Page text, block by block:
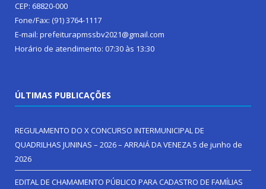
CEP: 68820-000
Fone/Fax: (91) 3764-1117
E-mail: prefeiturapmssbv2021@gmail.com
Horário de atendimento: 07:30 às 13:30
ÚLTIMAS PUBLICAÇÕES
REGULAMENTO DO X CONCURSO INTERMUNICIPAL DE
QUADRILHAS JUNINAS – 2026 – ARRAIÁ DA VENEZA5 de junho de
2026
EDITAL DE CHAMAMENTO PÚBLICO PARA CADASTRO DE FAMÍLIAS